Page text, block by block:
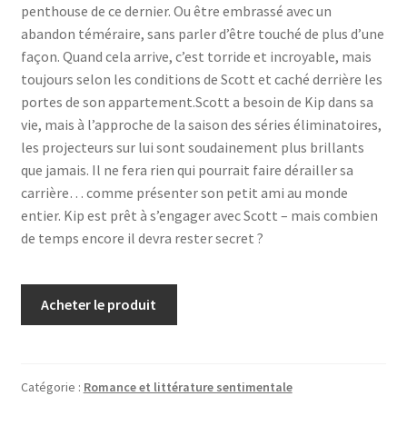
penthouse de ce dernier. Ou être embrassé avec un
abandon téméraire, sans parler d’être touché de plus d’une
façon. Quand cela arrive, c’est torride et incroyable, mais
toujours selon les conditions de Scott et caché derrière les
portes de son appartement.Scott a besoin de Kip dans sa
vie, mais à l’approche de la saison des séries éliminatoires,
les projecteurs sur lui sont soudainement plus brillants
que jamais. Il ne fera rien qui pourrait faire dérailler sa
carrière… comme présenter son petit ami au monde
entier. Kip est prêt à s’engager avec Scott – mais combien
de temps encore il devra rester secret ?
Acheter le produit
Catégorie : Romance et littérature sentimentale